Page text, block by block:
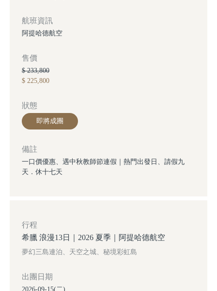
航班資訊
阿提哈德航空
售價
$ 233,800
$ 225,800
狀態
即將成團
備註
一口價優惠、遇中秋教師節連假｜熱門出發日、請假九
天．休十七天
出團日期
2026-09-15(二)
行程
希臘 浪漫13日｜2026 夏季｜阿提哈德航空
夢幻三島連泊、天空之城、秘境彩虹島